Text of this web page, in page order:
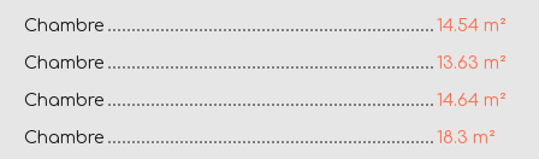
Chambre
14.54 m²
Chambre
13.63 m²
Chambre
14.64 m²
Chambre
18.3 m²